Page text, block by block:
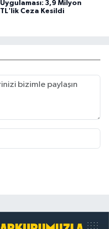
Uygulaması: 3,9 Milyon
TL'lik Ceza Kesildi